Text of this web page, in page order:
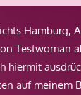
Hamburg,
Testwoman
hiermit
auf meinem